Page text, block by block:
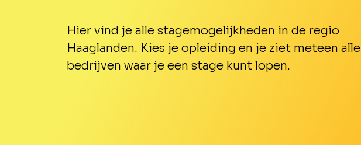
Hier vind je alle stagemogelijkheden in de regio
Haaglanden. Kies je opleiding en je ziet meteen alle
bedrijven waar je een stage kunt lopen.